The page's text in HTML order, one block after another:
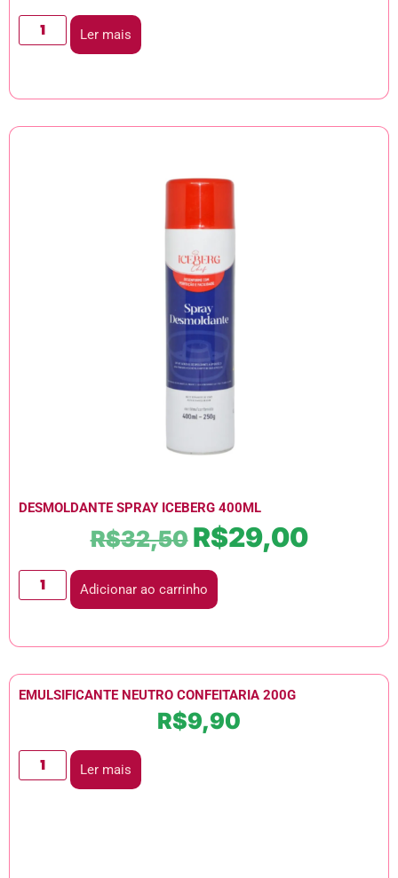
Ler mais
DESMOLDANTE SPRAY ICEBERG 400ML
R$32,50 R$29,00
Adicionar ao carrinho
EMULSIFICANTE NEUTRO CONFEITARIA 200G
R$9,90
Ler mais